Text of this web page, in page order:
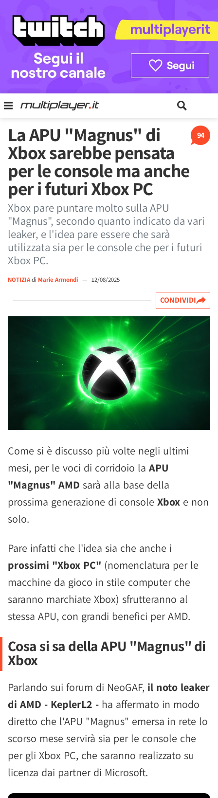
94
La APU "Magnus" di
Xbox sarebbe pensata
per le console ma anche
per i futuri Xbox PC
Xbox pare puntare molto sulla APU
"Magnus", secondo quanto indicato da vari
leaker, e l'idea pare essere che sarà
utilizzata sia per le console che per i futuri
Xbox PC.
NOTIZIAdi Marie Armondi — 12/08/2025
CONDIVIDI
Come si è discusso più volte negli ultimi
mesi, per le voci di corridoio la APU
"Magnus" AMD sarà alla base della
prossima generazione di console Xbox e non
solo.
Pare infatti che l'idea sia che anche i
prossimi "Xbox PC" (nomenclatura per le
macchine da gioco in stile computer che
saranno marchiate Xbox) sfrutteranno al
stessa APU, con grandi benefici per AMD.
Cosa si sa della APU "Magnus" di
Xbox
Parlando sui forum di NeoGAF, il noto leaker
di AMD - KeplerL2 - ha affermato in modo
diretto che l'APU "Magnus" emersa in rete lo
scorso mese servirà sia per le console che
per gli Xbox PC, che saranno realizzato su
licenza dai partner di Microsoft.